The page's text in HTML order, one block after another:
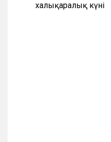
халықаралық күні